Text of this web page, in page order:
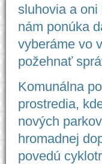
sluhovia a
nám ponúka
vyberáme vo
požehnať
Komunálna
prostredia,
nových
hromadnej
povedú